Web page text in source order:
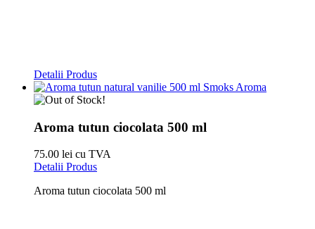
Detalii Produs
Aroma tutun ciocolata 500 ml
75.00 lei cu TVA
Detalii Produs
Aroma tutun ciocolata 500 ml